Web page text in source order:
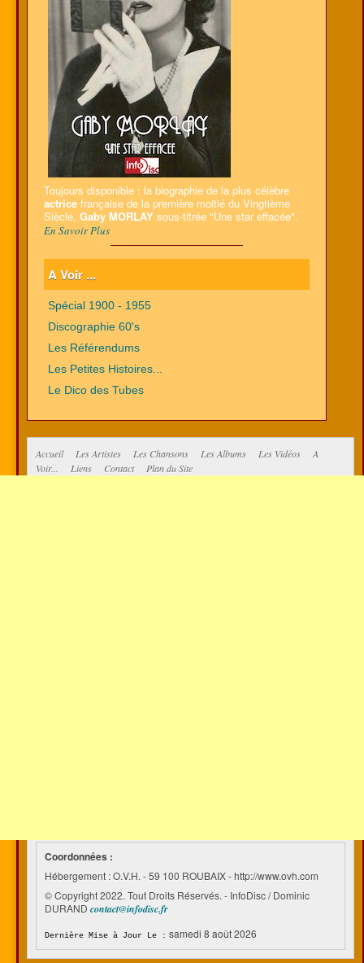
Toujours disponible : la biographie de la plus célèbre
actrice française de la première moitié du Vingtième
Siècle, Gaby MORLAY sous-titrée "Une star effacée".
En Savoir Plus
A Voir ...
Spécial 1900 - 1955
Discographie 60's
Les Référendums
Les Petites Histoires...
Le Dico des Tubes
Accueil Les Artistes Les Chansons Les Albums Les Vidéos
A
Voir...
Liens Contact Plan du Site
Coordonnées :
Hébergement : O.V.H. - 59 100 ROUBAIX - http://www.ovh.com
© Copyright 2022. Tout Droits Réservés. - InfoDisc / Dominic
DURAND contact@infodisc.fr
Dernière Mise à Jour Le : samedi 8 août 2026